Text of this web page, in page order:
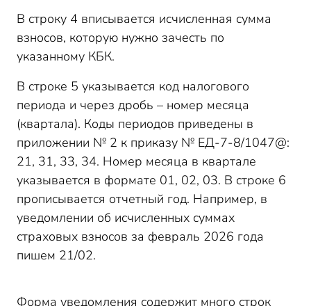
В строку 4 вписывается исчисленная сумма
взносов, которую нужно зачесть по
указанному КБК.
В строке 5 указывается код налогового
периода и через дробь – номер месяца
(квартала). Коды периодов приведены в
приложении № 2 к приказу № ЕД-7-8/1047@:
21, 31, 33, 34. Номер месяца в квартале
указывается в формате 01, 02, 03. В строке 6
прописывается отчетный год. Например, в
уведомлении об исчисленных суммах
страховых взносов за февраль 2026 года
пишем 21/02.
Форма уведомления содержит много строк